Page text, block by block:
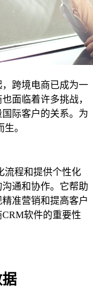
跨境电商已成为一
面临着许多挑战，
际客户的关系。为
。
流程和提供个性化
通和协作。它帮助
准营销和提高客户
软件的重要性